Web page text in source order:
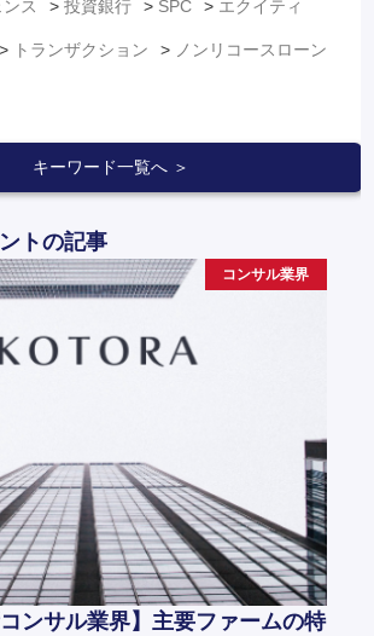
ス 投資銀行 SPC エクイティ
トランザクション ノンリコースローン
キーワード一覧へ ＞
トの記事
コンサル業界
コンサル業界】主要ファームの特